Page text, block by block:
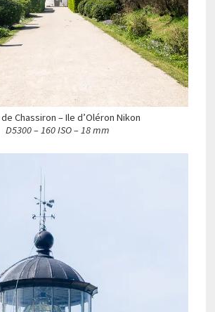
Chassiron – Ile d’Oléron Nikon
D5300 – 160 ISO – 18 mm